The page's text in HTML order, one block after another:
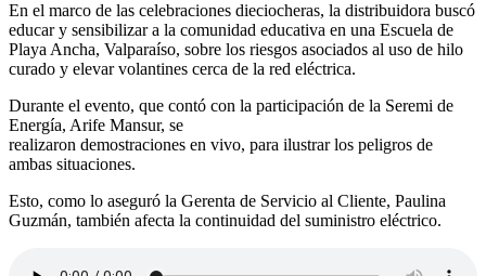
En el marco de las celebraciones dieciocheras, la distribuidora buscó
educar y sensibilizar a la comunidad educativa en una Escuela de
Playa Ancha, Valparaíso, sobre los riesgos asociados al uso de hilo
curado y elevar volantines cerca de la red eléctrica.
Durante el evento, que contó con la participación de la Seremi de
Energía, Arife Mansur, se
realizaron demostraciones en vivo, para ilustrar los peligros de
ambas situaciones.
Esto, como lo aseguró la Gerenta de Servicio al Cliente, Paulina
Guzmán, también afecta la continuidad del suministro eléctrico.